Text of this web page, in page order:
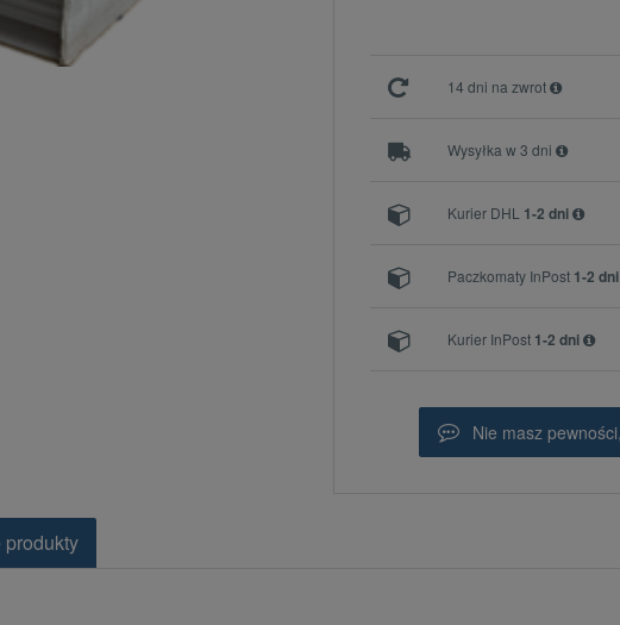
14 dni na zwrot
Wysyłka w 3 dni
Kurier DHL 1-2 dni
Paczkomaty InPost 1-2 dni
Kurier InPost 1-2 dni
Nie masz